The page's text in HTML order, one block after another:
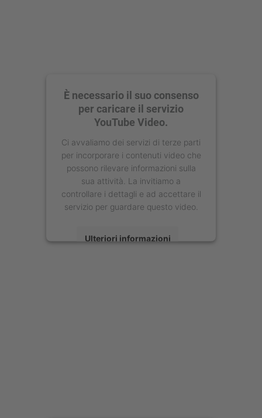
È necessario il suo consenso
per caricare il servizio
YouTube Video.
Ci avvaliamo dei servizi di terze parti
per incorporare i contenuti video che
possono rilevare informazioni sulla
sua attività. La invitiamo a
controllare i dettagli e ad accettare il
servizio per guardare questo video.
Ulteriori informazioni